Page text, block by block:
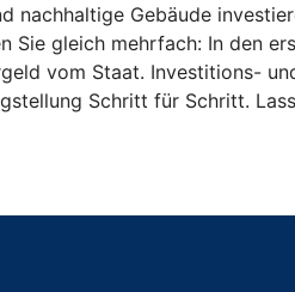
nachhaltige Gebäude
gleich mehrfach: In den
vom Staat. Investitions-
Schritt für Schritt.